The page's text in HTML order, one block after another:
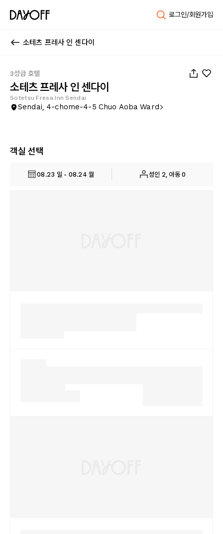
로그인/회원가입
소테츠 프레사 인 센다이
3성급 호텔
소테츠 프레사 인 센다이
Sotetsu Fresa Inn Sendai
Sendai, 4-chome-4-5 Chuo Aoba Ward
객실 선택
08.23 일 - 08.24 월 성인 2, 아동 0